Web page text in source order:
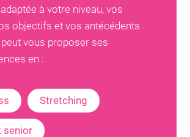
à votre niveau, vos
objectifs et vos antécédents
peut vous proposer ses
en :
Stretching
senior